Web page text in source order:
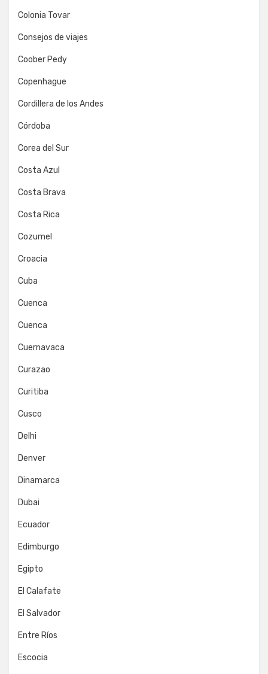
Colonia Tovar
Consejos de viajes
Coober Pedy
Copenhague
Cordillera de los Andes
Córdoba
Corea del Sur
Costa Azul
Costa Brava
Costa Rica
Cozumel
Croacia
Cuba
Cuenca
Cuenca
Cuernavaca
Curazao
Curitiba
Cusco
Delhi
Denver
Dinamarca
Dubai
Ecuador
Edimburgo
Egipto
El Calafate
El Salvador
Entre Ríos
Escocia